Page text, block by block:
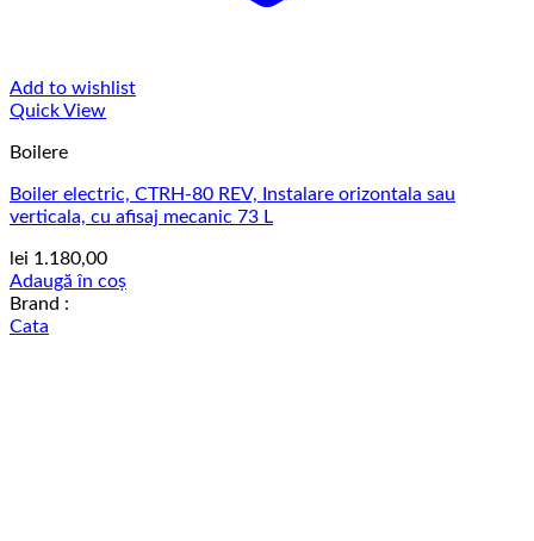
Add to wishlist
Quick View
Boilere
Boiler electric, CTRH-80 REV, Instalare orizontala sau
verticala, cu afisaj mecanic 73 L
lei 1.180,00
Adaugă în coș
Brand :
Cata